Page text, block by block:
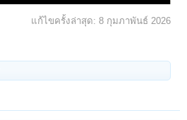
แก้ไขครั้งล่าสุด: 8 กุมภาพันธ์ 2026